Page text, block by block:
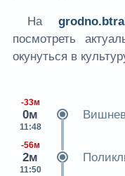
На
посмотреть
окунуться в
-33м
0м
11:48
-56м
2м
11:50